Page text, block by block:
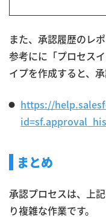
また、承認履歴のレ
参考にに「プロセス
イプを作成すると、
https://
まとめ
承認プロセスは、上
り複雑な作業です。